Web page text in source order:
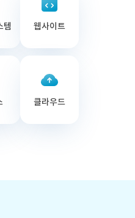
템 웹사이트
클라우드